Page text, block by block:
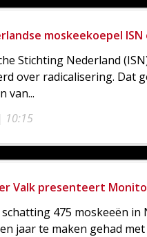
moskeekoepel
10:15
Stichting Nederland
over radicalisering. Dat
van...
Valk presenteert
475 moskeeën in
jaar te maken gehad